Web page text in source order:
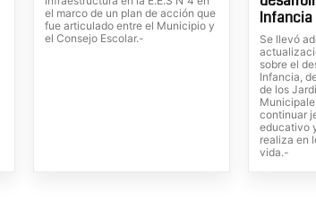
el marco de un plan de acción que
fue articulado entre el Municipio y
el Consejo Escolar.-
Infancia
Se llevó
sobre el
Infancia,
de los
continuar
educativo
realiza en
vida.-